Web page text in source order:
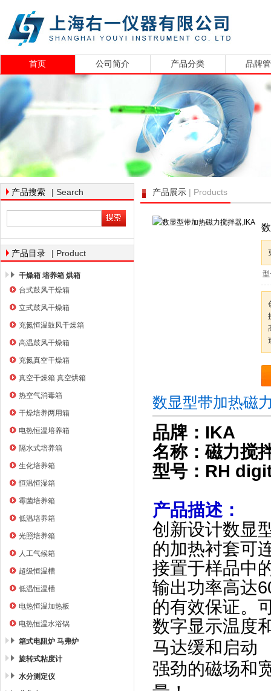
上海右一仪器有限公司
首页 公司简介 产品分类 品牌
产品搜索 | Search
产品目录 | Product
干燥箱 培养箱 烘箱
台式鼓风干燥箱
立式鼓风干燥箱
充氮恒温鼓风干燥箱
高温鼓风干燥箱
充氮真空干燥箱
真空干燥箱 真空烘箱
热空气消毒箱
干燥培养两用箱
电热恒温培养箱
隔水式培养箱
生化培养箱
恒温恒湿箱
霉菌培养箱
低温培养箱
光照培养箱
人工气候箱
超级恒温槽
低温恒温槽
电热恒温加热板
电热恒温水浴锅
箱式电阻炉 马弗炉
旋转式粘度计
水分测定仪
产品展示 | Products
数显型带加热磁
品牌：IKA
名称：磁力搅
型号： RH
产品描述：
创新设计数显
的加热衬套可
接置于样品中
输出功率高达
的有效保证。
数字显示温度
马达缓和启动
强劲的磁场和